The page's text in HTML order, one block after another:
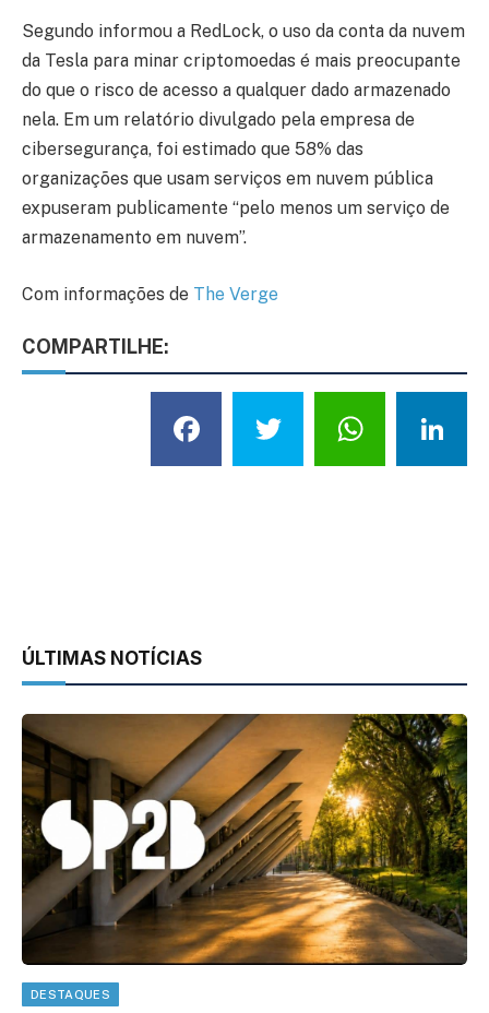
Segundo informou a RedLock, o uso da conta da nuvem
da Tesla para minar criptomoedas é mais preocupante
do que o risco de acesso a qualquer dado armazenado
nela. Em um relatório divulgado pela empresa de
cibersegurança, foi estimado que 58% das
organizações que usam serviços em nuvem pública
expuseram publicamente “pelo menos um serviço de
armazenamento em nuvem”.
Com informações de The Verge
COMPARTILHE:
Facebook
Twitter
ÚLTIMAS NOTÍCIAS
DESTAQUES